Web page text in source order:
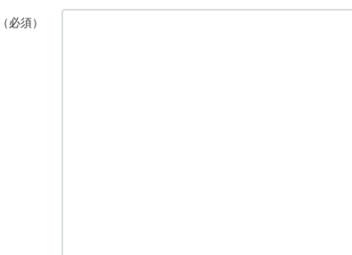
（必須）